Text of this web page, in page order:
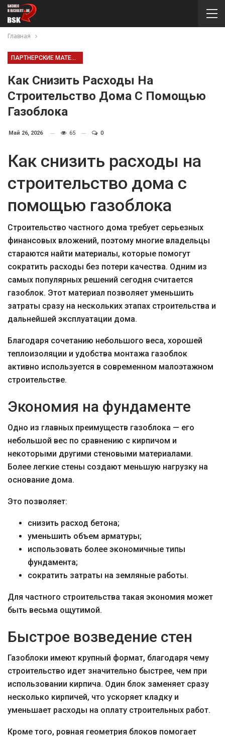
Главная
ПАРТНЕРСКИЕ МАТЕРИАЛЫ
Как Снизить Расходы На
Строительство Дома С Помощью
Газоблока
Май 26, 2026 65 0
Как снизить расходы на
строительство дома с
помощью газоблока
Строительство частного дома требует серьезных
финансовых вложений, поэтому многие владельцы
стараются найти материалы, которые помогут
сократить расходы без потери качества. Одним из
самых популярных решений сегодня считается
газоблок. Этот материал позволяет уменьшить
затраты сразу на нескольких этапах строительства и
дальнейшей эксплуатации дома.
Благодаря сочетанию небольшого веса, хорошей
теплоизоляции и удобства монтажа газоблок
активно используется в современном малоэтажном
строительстве.
Экономия на фундаменте
Одно из главных преимуществ газоблока — его
небольшой вес по сравнению с кирпичом и
некоторыми другими стеновыми материалами.
Более легкие стены создают меньшую нагрузку на
основание дома.
Это позволяет:
снизить расход бетона;
уменьшить объем арматуры;
использовать более экономичные типы
фундамента;
сократить затраты на земляные работы.
Для частного строительства такая экономия может
быть весьма ощутимой.
Быстрое возведение стен
Газоблоки имеют крупный формат, благодаря чему
строительство идет значительно быстрее, чем при
использовании кирпича. Один блок заменяет сразу
несколько кирпичей, что ускоряет кладку и
уменьшает расходы на оплату строительных работ.
Кроме того, ровная геометрия блоков помогает